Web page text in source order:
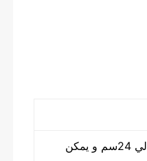
طول الكيس من 10 سم الي 32 سم وعرض من 10 سم الي 24سم و يمكن